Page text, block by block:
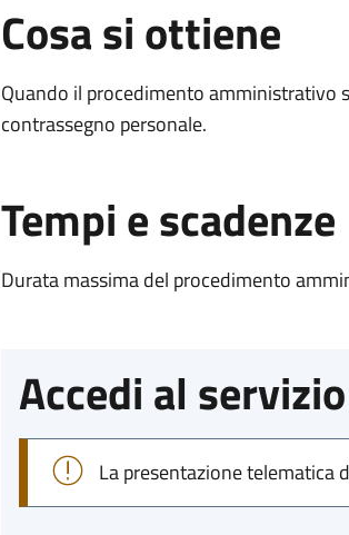
Cosa si ottiene
Quando il procedimento amministrativo
contrassegno personale.
Tempi e scadenze
Durata massima del procedimento
Accedi al servizio
La presentazione telematica